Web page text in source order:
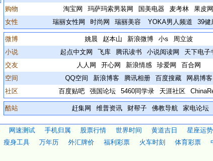
购物
淘宝网 玛萨玛索男装网 国美电器 麦考林 果皮网
女性
瑞丽女性网 时尚网 瑞丽美容 YOKA男人频道 39健
微博 姚晨 赵本山 新浪微博 小s 周立波
小说
起点中文网 飞库 腾讯读书 小说阅读网 天下电子
交友
人人网 开心网 新浪情感 珍爱网 百合网
空间
QQ空间 新浪博客 腾讯相册 百度搜藏 网易博客
社区
百度贴吧 强国论坛 5460同学录 天涯社区
酷站 赶集网 维普资讯 财帮子 佛教导航 家电论坛
网速测试 手机归属 股票行情 世界时间 黄道吉日 星座运势
瘦身工具 万年历 外汇牌价 福利彩票 火车时刻 体育彩票